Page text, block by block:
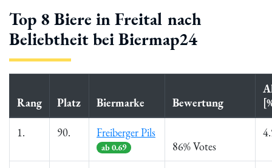
Top 8 Biere in Freital nach
Beliebtheit bei Biermap24
Rang Platz Biermarke Bewertung
1. 90. Freiberger Pils
ab 0.69 86% Votes